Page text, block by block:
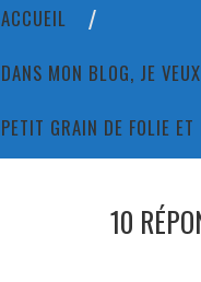
ACCUEIL
DANS MON BLOG, JE
PETIT GRAIN DE FOLIE
10